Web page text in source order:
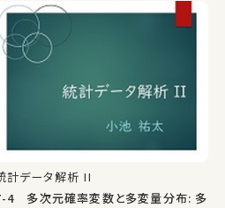
計データ解析 II
4 多次元確率変数と多変量分布: 多